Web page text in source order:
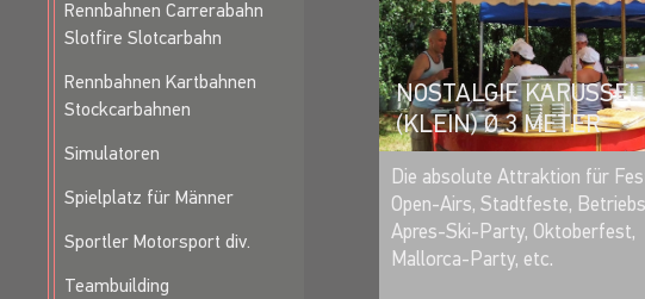
Rennbahnen Carrerabahn
Slotfire Slotcarbahn
Rennbahnen Kartbahnen
Stockcarbahnen
Simulatoren
Spielplatz für Männer
Sportler Motorsport div.
Teambuilding
NOSTALGIE
(KLEIN) Ø 3 METER
MERKEN
Die absolute Attraktion für
Open-Airs, Stadtfeste,
Apres-Ski-Party, Oktoberfest,
Mallorca-Party, etc.